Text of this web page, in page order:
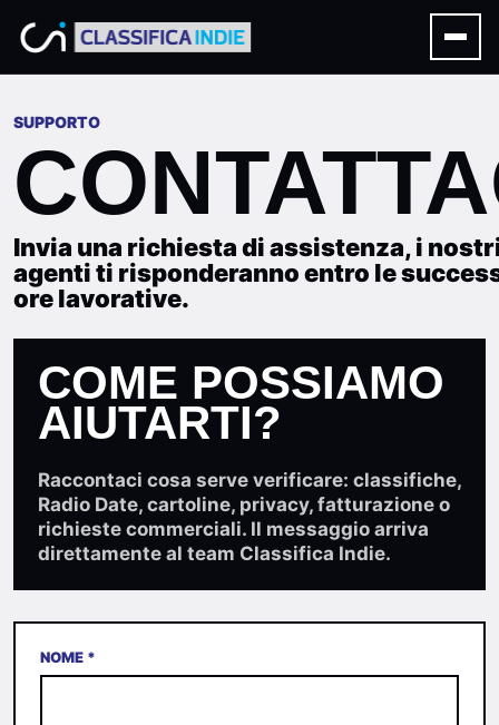
SUPPORTO
Invia una richiesta di assistenza, i
agenti ti risponderanno entro le
ore lavorative.
COME POSSIAMO
AIUTARTI?
Raccontaci cosa serve verificare: classifiche,
Radio Date, cartoline, privacy, fatturazione o
richieste commerciali. Il messaggio arriva
direttamente al team Classifica Indie.
NOME *